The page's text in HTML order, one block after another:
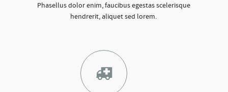
Phasellus dolor enim, faucibus egestas scelerisque
hendrerit, aliquet sed lorem.